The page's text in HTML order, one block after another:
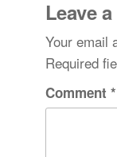
Leave
Your email
Required
Comment *